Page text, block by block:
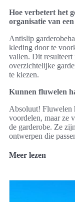
Hoe verbetert het
organisatie van
Antislip
kleding door te
vallen. Dit resulteert
overzichtelijke
te kiezen.
Kunnen fluwelen
Absoluut! Fluwelen
voordelen, maar ze
de garderobe. Ze
ontwerpen die
Meer lezen